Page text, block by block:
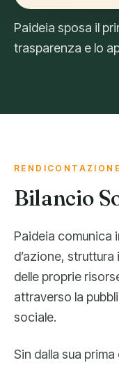
Paideia sposa il
trasparenza e lo
RENDICONTAZIONE
Bilancio
Paideia comunica
d’azione,
delle proprie
attraverso la
sociale.
Sin dalla sua